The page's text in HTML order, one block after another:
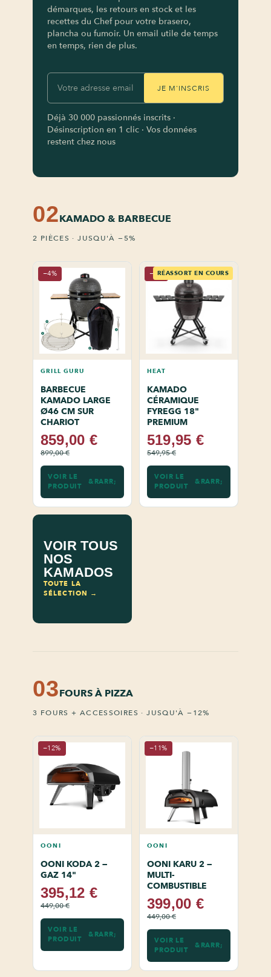
démarques, les retours en stock et les
recettes du Chef pour votre brasero,
plancha ou fumoir. Un email utile de temps
en temps, rien de plus.
JE M'INSCRIS
Déjà 30 000 passionnés inscrits ·
Désinscription en 1 clic · Vos données
restent chez nous
02KAMADO & BARBECUE
2 PIÈCES · JUSQU'À −5%
−4%
GRILL GURU
BARBECUE
KAMADO LARGE
Ø46 CM SUR
CHARIOT
859,00 €
899,00 €
VOIR LE
PRODUIT
−5%RÉASSORT EN COURS
HEAT
KAMADO
CÉRAMIQUE
FYREGG 18"
PREMIUM
519,95 €
549,95 €
VOIR LE
PRODUIT
VOIR TOUS
NOS
KAMADOS
TOUTE LA
SÉLECTION →
03FOURS À PIZZA
3 FOURS + ACCESSOIRES · JUSQU'À −12%
−12%
OONI
OONI KODA 2 —
GAZ 14"
395,12 €
449,00 €
VOIR LE
PRODUIT
−11%
OONI
OONI KARU 2 —
MULTI-
COMBUSTIBLE
399,00 €
449,00 €
VOIR LE
PRODUIT